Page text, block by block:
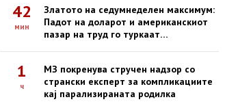
42
мин
Златото на седумнеделен максимум:
Падот на доларот и американскиот
пазар на труд го туркаат
1
ч
МЗ покренува стручен надзор со
странски експерт за компликациите
кај парализираната родилка